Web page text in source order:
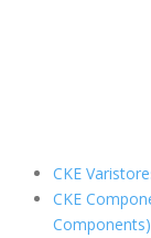
CKE
CKE
Components)